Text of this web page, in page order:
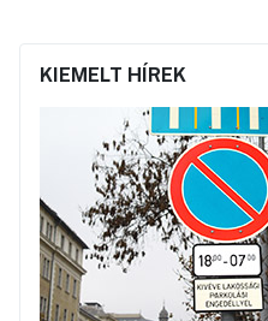
KIEMELT HÍREK